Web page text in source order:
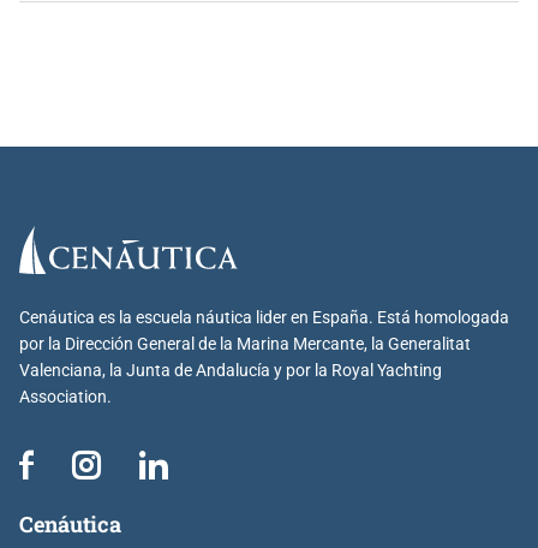
Cenáutica es la escuela náutica lider en España. Está homologada
por la Dirección General de la Marina Mercante, la Generalitat
Valenciana, la Junta de Andalucía y por la Royal Yachting
Association.
Cenáutica